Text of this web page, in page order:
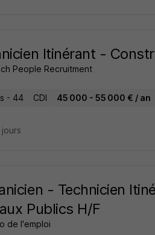
Itinérant -
People Recruitment
- 44 CDI 45 000 - 55 000 € / an
- Technicien
Publics H/F
de l'emploi